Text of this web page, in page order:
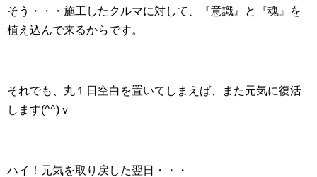
そう・・・施工したクルマに対して、『意識』と『魂』を
植え込んで来るからです。
それでも、丸１日空白を置いてしまえば、また元気に復活
します(^^)ｖ
ハイ！元気を取り戻した翌日・・・